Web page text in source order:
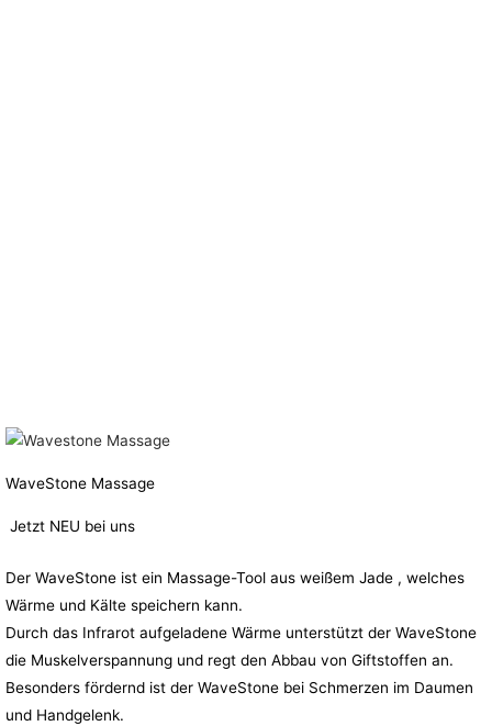
WaveStone Massage
Jetzt NEU bei uns
Der WaveStone ist ein Massage-Tool aus weißem Jade , welches
Wärme und Kälte speichern kann.
Durch das Infrarot aufgeladene Wärme unterstützt der WaveStone
die Muskelverspannung und regt den Abbau von Giftstoffen an.
Besonders fördernd ist der WaveStone bei Schmerzen im Daumen
und Handgelenk.